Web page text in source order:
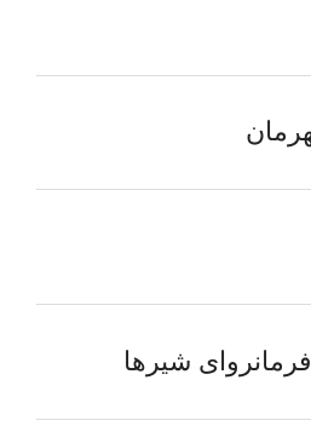
شیرها